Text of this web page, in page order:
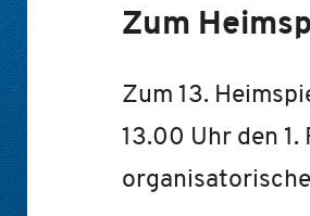
Zum
Zum 13.
13.00 Uhr den